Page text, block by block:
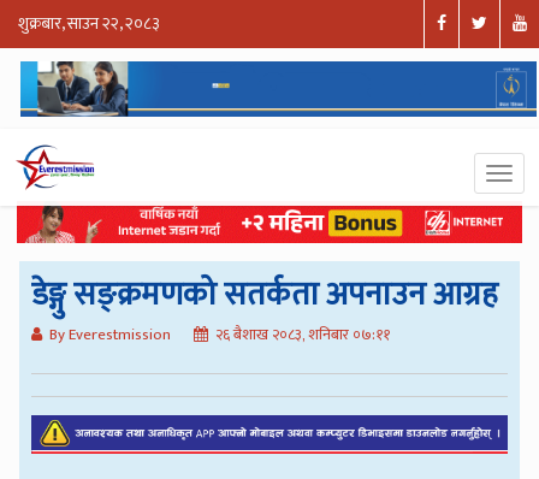
शुक्रबार, साउन २२, २०८३
डेङ्गु सङ्क्रमणको सतर्कता अपनाउन आग्रह
By Everestmission २६ बैशाख २०८३, शनिबार ०७:११